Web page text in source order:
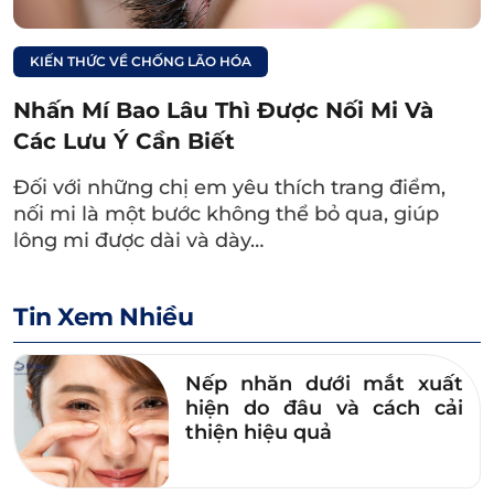
Bác sĩ Dr. Eye tư vấn trung thực, dựa trên căn cứ khoa
học, đảm bảo mang đến đôi mắt tự nhiên, hài hòa với
KIẾN THỨC VỀ CHỐNG LÃO HÓA
Nhấn Mí Bao Lâu Thì Được Nối Mi Và
Các Lưu Ý Cần Biết
Đối với những chị em yêu thích trang điểm,
nối mi là một bước không thể bỏ qua, giúp
lông mi được dài và dày…
Tin Xem Nhiều
Nếp nhăn dưới mắt xuất
hiện do đâu và cách cải
thiện hiệu quả